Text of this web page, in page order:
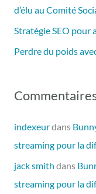
d’élu au Comité
Stratégie SEO pour
Perdre du poids
indexeurdans
streaming pour la
jack smith dans
streaming pour la